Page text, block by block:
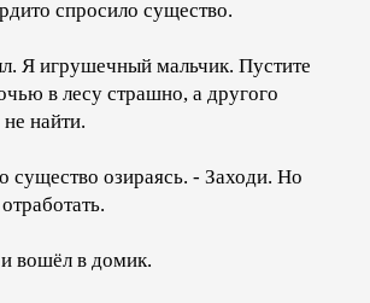
спросило существо.
Я игрушечный мальчик. Пустите
в лесу страшно, а другого
найти.
существо озираясь. - Заходи. Но
вошёл в домик.